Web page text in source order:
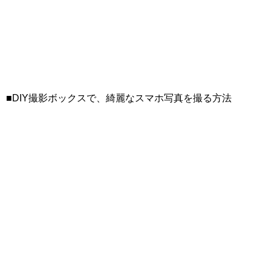
■DIY撮影ボックスで、綺麗なスマホ写真を撮る方法